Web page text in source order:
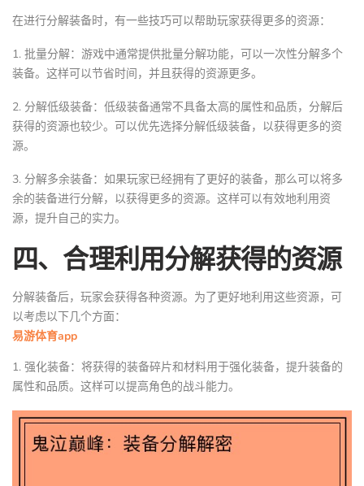
在进行分解装备时，有一些技巧可以帮助玩家获得更多的资源：
1. 批量分解：游戏中通常提供批量分解功能，可以一次性分解多个
装备。这样可以节省时间，并且获得的资源更多。
2. 分解低级装备：低级装备通常不具备太高的属性和品质，分解后
获得的资源也较少。可以优先选择分解低级装备，以获得更多的资
源。
3. 分解多余装备：如果玩家已经拥有了更好的装备，那么可以将多
余的装备进行分解，以获得更多的资源。这样可以有效地利用资
源，提升自己的实力。
四、合理利用分解获得的资源
分解装备后，玩家会获得各种资源。为了更好地利用这些资源，可
以考虑以下几个方面：
易游体育app
1. 强化装备：将获得的装备碎片和材料用于强化装备，提升装备的
属性和品质。这样可以提高角色的战斗能力。